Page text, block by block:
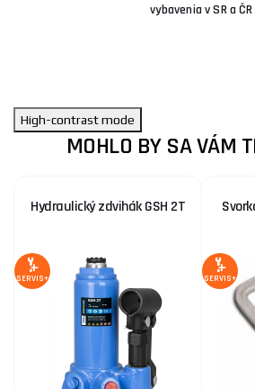
vybavenia v SR a ČR
High-contrast mode
MOHLO BY SA VÁM
Hydraulický zdvihák GSH 2T
SERVIS+ SERVIS+